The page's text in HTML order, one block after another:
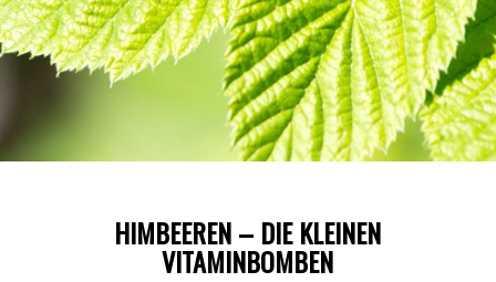
HIMBEEREN – DIE KLEINEN
VITAMINBOMBEN